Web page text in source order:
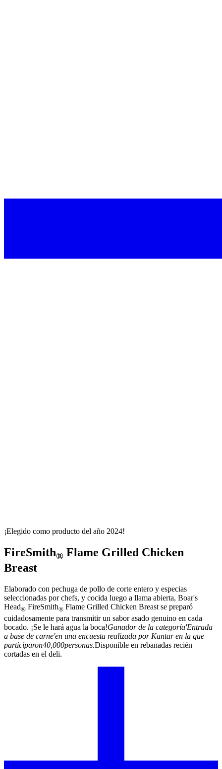
¡Elegido como producto del año 2024!
FireSmith® Flame Grilled Chicken
Breast
Elaborado con pechuga de pollo de corte entero y especias
seleccionadas por chefs, y cocida luego a llama abierta, Boar's
Head® FireSmith® Flame Grilled Chicken Breast se preparó
cuidadosamente para transmitir un sabor asado genuino en cada
bocado. ¡Se le hará agua la boca!Ganador de la categoría'Entrada
a base de carne'en una encuesta realizada por Kantar en la que
participaron40 000personas.Disponible en rebanadas recién
cortadas en el deli.